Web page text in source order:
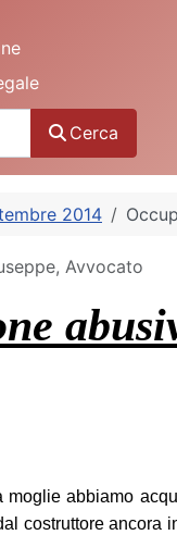
Cerca
2014
Avvocato
abbiamo
costruttore ancora